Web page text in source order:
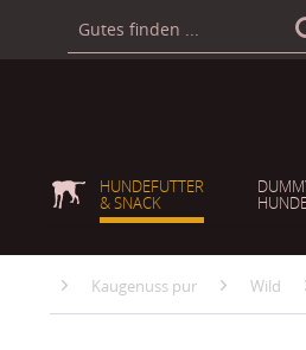
HUNDEFUTTER
& SNACK
Kaugenuss pur Wild